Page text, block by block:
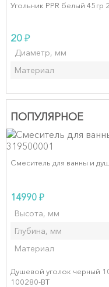
Угольник PPR белый 45гр
20₽
Диаметр, мм
Материал
ПОПУЛЯРНОЕ
Смеситель для ванны и
14990 ₽
Высота, мм
Глубина, мм
Материал
Душевой уголок черный
100280-BT